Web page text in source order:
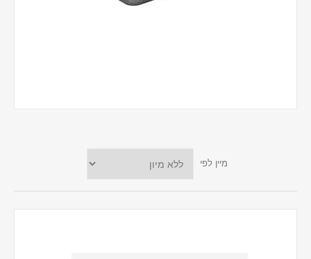
מיין לפי